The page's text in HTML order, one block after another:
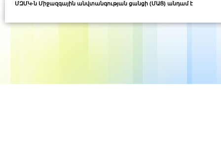
ՄԶՄԿ-ն Միջազգային անվտանգության ցանցի (ՄԱՑ) անդամ է